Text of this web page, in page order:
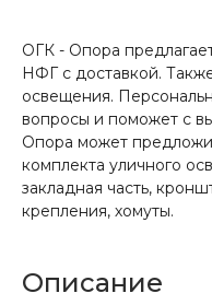
ОГК - Опора
НФГ с доставкой.
освещения.
вопросы и поможет с
Опора может
комплекта уличного
закладная часть,
крепления, хомуты.
Описание